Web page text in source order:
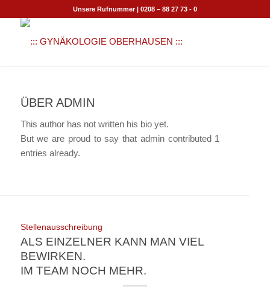
Unsere Rufnummer | 0208 – 88 27 73 - 0
ÜBER ADMIN
This author has not written his bio yet.
But we are proud to say that admincontributed 1
entries already.
Stellenausschreibung
ALS EINZELNER KANN MAN VIEL
BEWIRKEN.
IM TEAM NOCH MEHR.